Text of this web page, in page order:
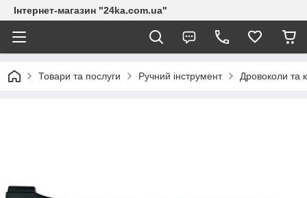
Інтернет-магазин "24ka.com.ua"
Товари та послуги Ручний інструмент Дровоколи та